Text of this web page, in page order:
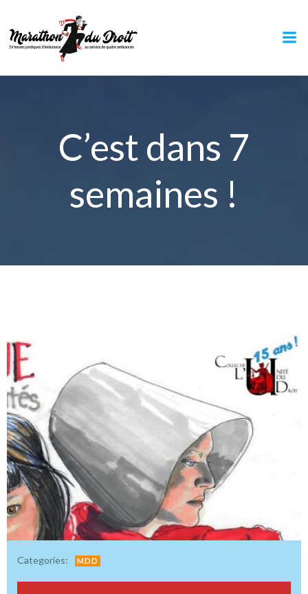
C’est dans 7
semaines !
Categories: MDD